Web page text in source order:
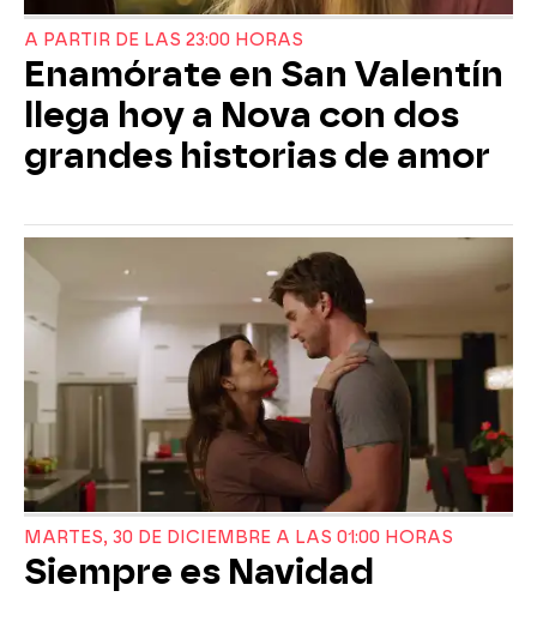
A PARTIR DE LAS 23:00 HORAS
Enamórate en San Valentín
llega hoy a Nova con dos
grandes historias de amor
MARTES, 30 DE DICIEMBRE A LAS 01:00 HORAS
Siempre es Navidad